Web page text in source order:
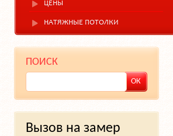
ЦЕНЫ
НАТЯЖНЫЕ ПОТОЛКИ
ПОИСК
Вызов на замер